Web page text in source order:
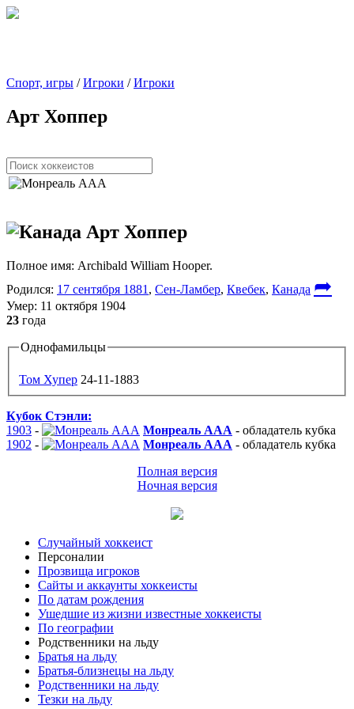
Спорт, игры /Игроки /Игроки
Арт Хоппер
Арт Хоппер
Полное имя: Archibald William Hooper.
Родился: 17 сентября 1881 , Сен-Ламбер, Квебек, Канада ➦
Умер: 11 октября 1904
23 года
Однофамильцы
Том Хупер 24-11-1883
Кубок Стэнли:
1903 - Монреаль ААА - обладатель кубка
1902 - Монреаль ААА - обладатель кубка
Полная версия
Ночная версия
Случайный хоккеист
Персоналии
Прозвища игроков
Сайты и аккаунты хоккеисты
По датам рождения
Ушедшие из жизни известные хоккеисты
По географии
Родственники на льду
Братья на льду
Братья-близнецы на льду
Родственники на льду
Тезки на льду